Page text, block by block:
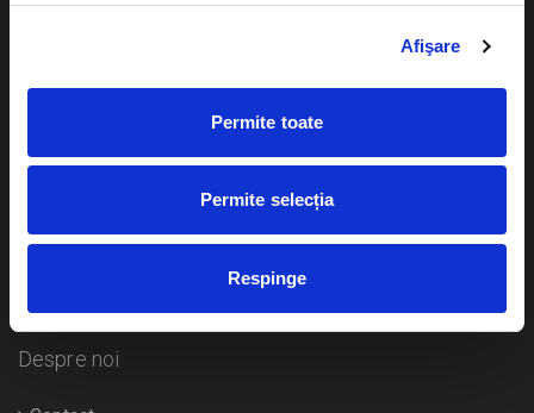
Afişare
Permite toate
Permite selecția
Respinge
Plata online sau cash
Livrare prin curier
Duplicare bilete
Concerte si
Despre noi